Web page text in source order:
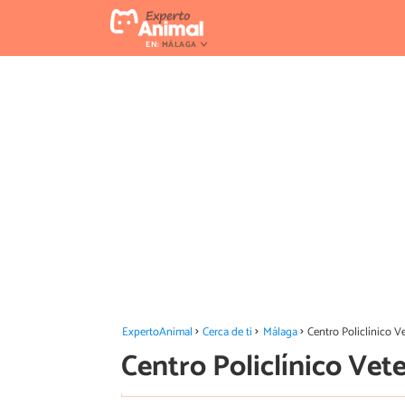
EN:MÁLAGA
ExpertoAnimal Cerca de ti Málaga Centro Policlínico
Centro Policlínico